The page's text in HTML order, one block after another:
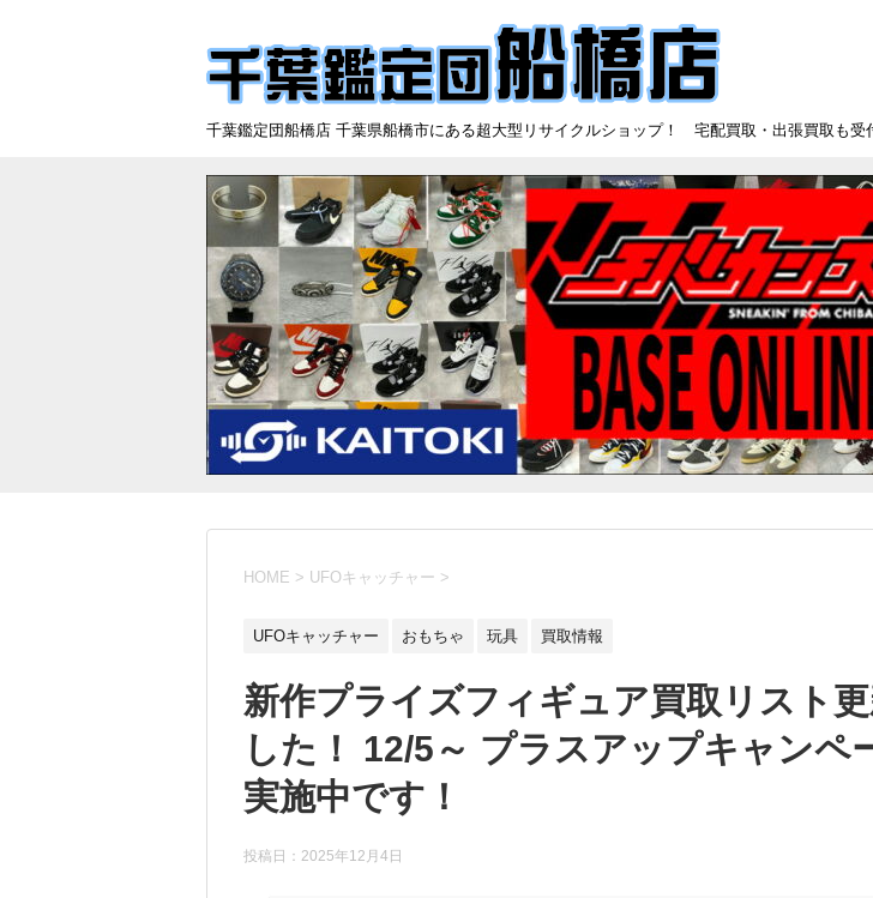
千葉鑑定団船橋店 千葉県船橋市にある超大型リサイクルショップ！ 宅配買取・出張買取も受
HOME > UFOキャッチャー >
UFOキャッチャー おもちゃ 玩具 買取情報
新作プライズフィギュア買取リスト更
した！ 12/5～ プラスアップキャンペ
実施中です！
投稿日： 2025年12月4日